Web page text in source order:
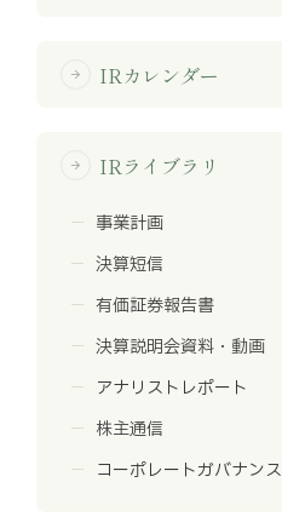
お問い合わせ
arrow_forward IRカレンダー
arrow_forward IRライブラリ
事業計画
決算短信
有価証券報告書
決算説明会資料・動画
アナリストレポート
株主通信
コーポレートガバナンス